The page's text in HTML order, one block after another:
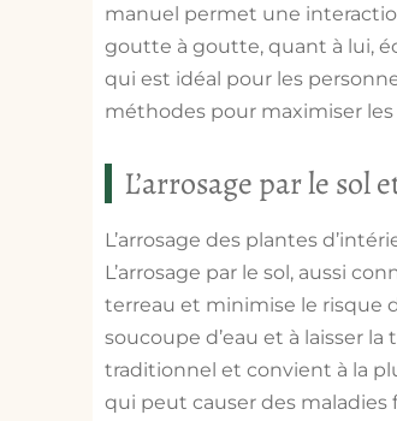
manuel permet une
goutte à goutte, quant à lui,
qui est idéal pour les
méthodes pour maximiser
L’arrosage par le sol
L’arrosage des plantes
L’arrosage par le sol, aussi
terreau et minimise le risque
soucoupe d’eau et à laisser
traditionnel et convient à la
qui peut causer des maladies